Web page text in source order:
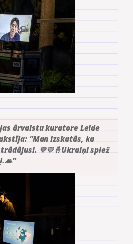
ārvalstu kuratore Lelde
“Man izskatās, ka
💙💛🤞Ukraiņi spiež